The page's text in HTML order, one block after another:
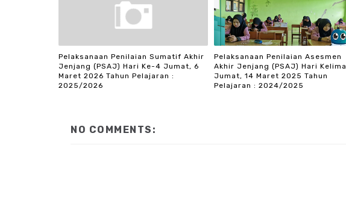
Pelaksanaan Penilaian Sumatif Akhir
Jenjang (PSAJ) Hari Ke-4 Jumat, 6
Maret 2026 Tahun Pelajaran :
2025/2026
Pelaksanaan Penilaian Asesmen
Akhir Jenjang (PSAJ) Hari Kelima
Jumat, 14 Maret 2025 Tahun
Pelajaran : 2024/2025
NO COMMENTS: